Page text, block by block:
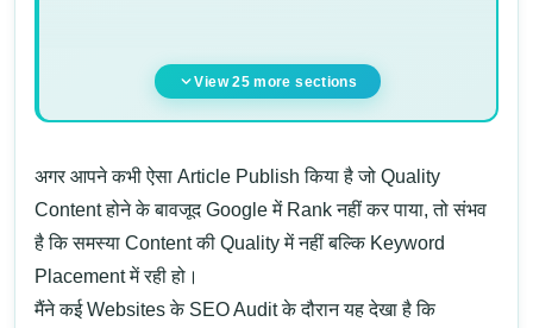
View 25 more sections
अगर आपने कभी ऐसा Article Publish किया है जो Quality
Content होने के बावजूद Google में Rank नहीं कर पाया, तो संभव
है कि समस्या Content की Quality में नहीं बल्कि Keyword
Placement में रही हो।
मैंने कई Websites के SEO Audit के दौरान यह देखा है कि